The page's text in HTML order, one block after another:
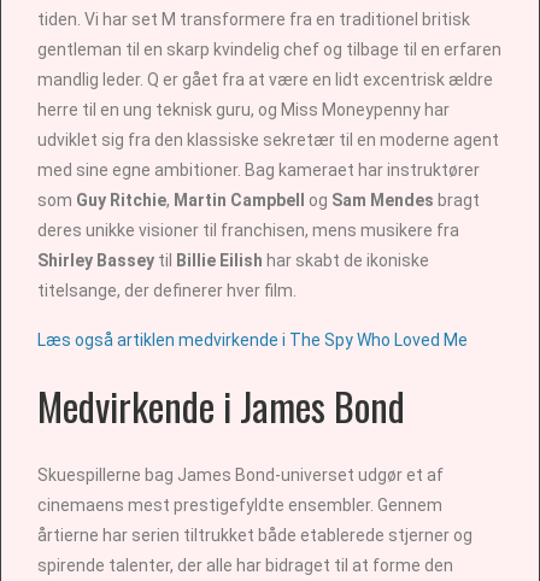
tiden. Vi har set M transformere fra en traditionel britisk
gentleman til en skarp kvindelig chef og tilbage til en erfaren
mandlig leder. Q er gået fra at være en lidt excentrisk ældre
herre til en ung teknisk guru, og Miss Moneypenny har
udviklet sig fra den klassiske sekretær til en moderne agent
med sine egne ambitioner. Bag kameraet har instruktører
som Guy Ritchie, Martin Campbell og Sam Mendes bragt
deres unikke visioner til franchisen, mens musikere fra
Shirley Bassey til Billie Eilish har skabt de ikoniske
titelsange, der definerer hver film.
Læs også artiklen medvirkende i The Spy Who Loved Me
Medvirkende i James Bond
Skuespillerne bag James Bond-universet udgør et af
cinemaens mest prestigefyldte ensembler. Gennem
årtierne har serien tiltrukket både etablerede stjerner og
spirende talenter, der alle har bidraget til at forme den